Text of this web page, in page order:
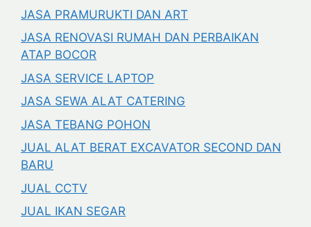
JASA PRAMURUKTI DAN ART
JASA RENOVASI RUMAH DAN PERBAIKAN
ATAP BOCOR
JASA SERVICE LAPTOP
JASA SEWA ALAT CATERING
JASA TEBANG POHON
JUAL ALAT BERAT EXCAVATOR SECOND DAN
BARU
JUAL CCTV
JUAL IKAN SEGAR